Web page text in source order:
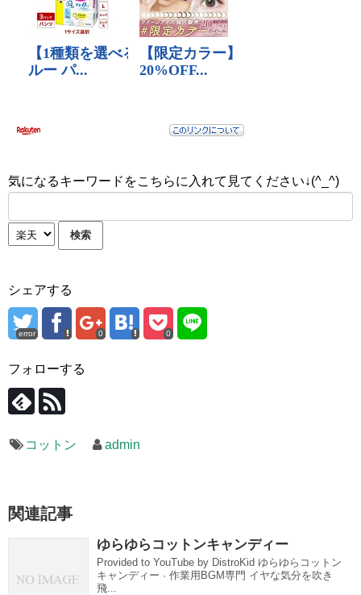
気になるキーワードをこちらに入れて見てください↓(^_^)
シェアする
error 0 0
フォローする
コットン admin
関連記事
ゆらゆらコットンキャンディー
Provided to YouTube by DistroKid ゆらゆらコットン
キャンディー · 作業用BGM専門 イヤな気分を吹き
飛...